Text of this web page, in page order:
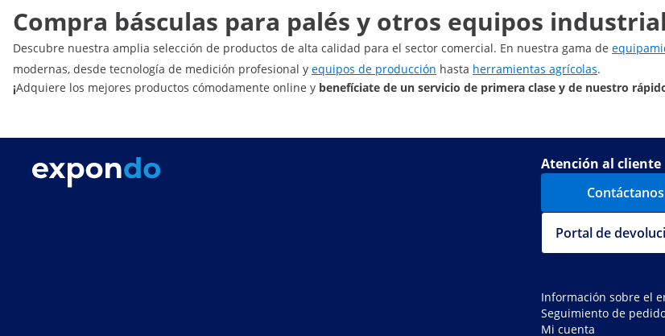
Compra básculas para palés y otros equipos
Descubre nuestra amplia selección de productos de alta calidad para el sector comercial. En nuestra gama de
modernas, desde tecnología de medición profesional y equipos de producción hasta herramientas agrícolas.
¡Adquiere los mejores productos cómodamente online y benefíciate de un servicio de primera clase y de nuestro
Atención al cliente
Contáctanos
Portal de
Información sobre el
Seguimiento de
Mi cuenta